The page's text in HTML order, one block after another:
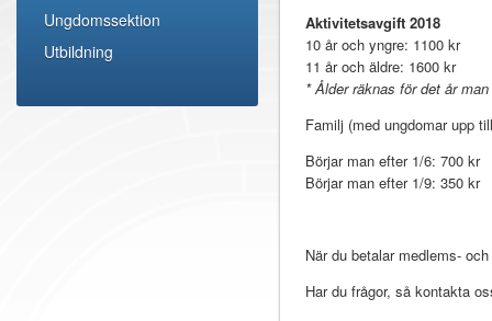
Ungdomssektion
Utbildning
Aktivitetsavgift 2018
10 år och yngre: 1100 kr
11 år och äldre: 1600 kr
* Ålder räknas för det år
Familj (med ungdomar upp
Börjar man efter 1/6: 700 kr
Börjar man efter 1/9: 350 kr
När du betalar medlems-
Har du frågor, så kontakta